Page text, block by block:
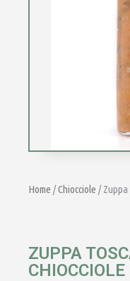
Home /Chiocciole / Zuppa
ZUPPA
CHIOCCIOLE